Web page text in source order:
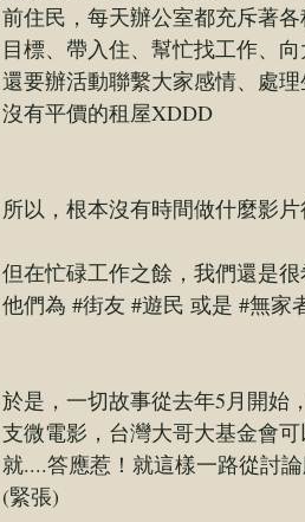
前住民，每天辦公室都充斥著
目標、帶入住、幫忙找工作、
還要辦活動聯繫大家感情、處
沒有平價的租屋XDDD
所以，根本沒有時間做什麼影
但在忙碌工作之餘，我們還是
他們為 #街友 #遊民 或是 #無家
於是，一切故事從去年5月開始
支微電影，台灣大哥大基金會
就....答應惹！就這樣一路從討
(緊張)